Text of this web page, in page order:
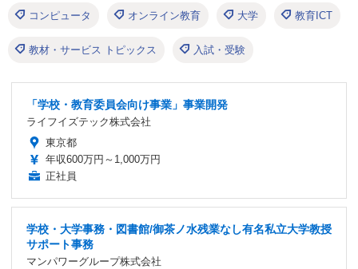
コンピュータ オンライン教育 大学 教育ICT
教材・サービス トピックス 入試・受験
「学校・教育委員会向け事業」事業開発
ライフイズテック株式会社
東京都
年収600万円～1,000万円
正社員
学校・大学事務・図書館/御茶ノ水残業なし有名私立大学教授
サポート事務
マンパワーグループ株式会社